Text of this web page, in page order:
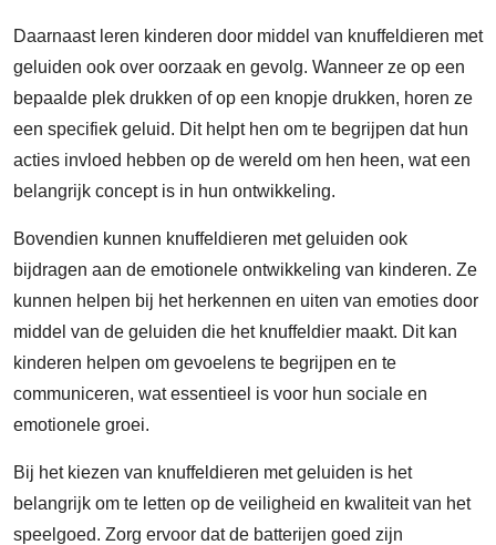
Daarnaast leren kinderen door middel van knuffeldieren met
geluiden ook over oorzaak en gevolg. Wanneer ze op een
bepaalde plek drukken of op een knopje drukken, horen ze
een specifiek geluid. Dit helpt hen om te begrijpen dat hun
acties invloed hebben op de wereld om hen heen, wat een
belangrijk concept is in hun ontwikkeling.
Bovendien kunnen knuffeldieren met geluiden ook
bijdragen aan de emotionele ontwikkeling van kinderen. Ze
kunnen helpen bij het herkennen en uiten van emoties door
middel van de geluiden die het knuffeldier maakt. Dit kan
kinderen helpen om gevoelens te begrijpen en te
communiceren, wat essentieel is voor hun sociale en
emotionele groei.
Bij het kiezen van knuffeldieren met geluiden is het
belangrijk om te letten op de veiligheid en kwaliteit van het
speelgoed. Zorg ervoor dat de batterijen goed zijn